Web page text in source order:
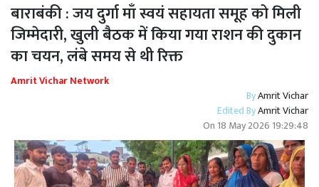
बाराबंकी : जय दुर्गा माँ स्वयं सहायता समूह को मिली
जिम्मेदारी, खुली बैठक में किया गया राशन की दुकान
का चयन, लंबे समय से थी रिक्त
Amrit Vichar Network
ByAmrit Vichar
Edited ByAmrit Vichar
On 18 May 2026 19:29:48